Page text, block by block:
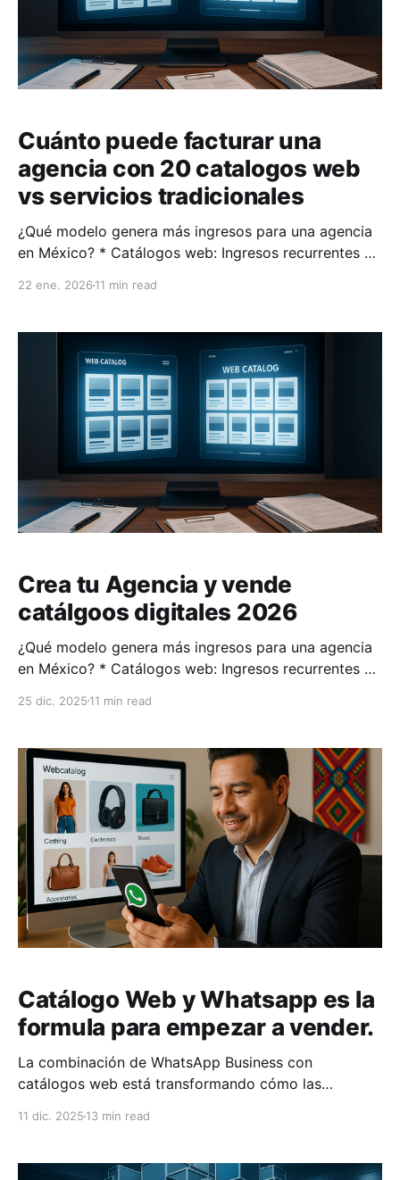
Cuánto puede facturar una
agencia con 20 catalogos web
vs servicios tradicionales
¿Qué modelo genera más ingresos para una agencia
en México? * Catálogos web: Ingresos recurrentes de
costos predecibles. * Servicios web por proyecto:
Facturación única
22 ene. 2026 11 min read
Crea tu Agencia y vende
catálgoos digitales 2026
¿Qué modelo genera más ingresos para una agencia
en México? * Catálogos web: Ingresos recurrentes de
fija de $3,999 MXN al mes por 20 catálogos. Este
costos predecibles. * Servicios web por proyecto:
Facturación única
25 dic. 2025 11 min read
Catálogo Web y Whatsapp es la
formula para empezar a vender.
La combinación de WhatsApp Business con
catálogos web está transformando cómo las
ventas hasta un 300%. ¿Cómo funciona? 1. WhatsApp
11 dic. 2025 13 min read